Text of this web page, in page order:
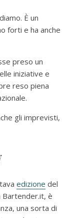
È un
forti e ha anche
preso un
iniziative e
reso piena
gli imprevisti,
edizione del
Bartender.it, è
una sorta di